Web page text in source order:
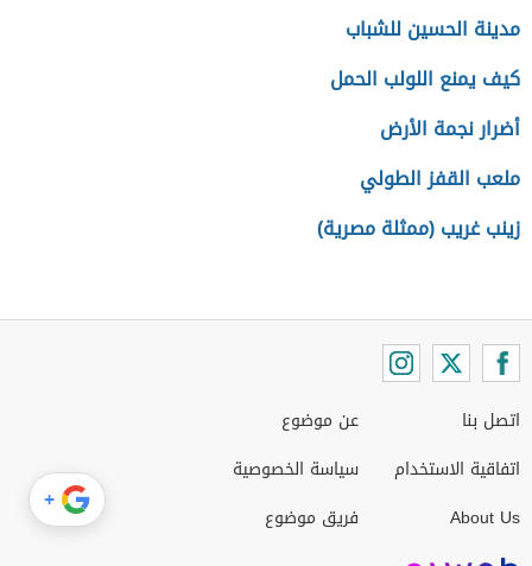
مدينة الحسين للشباب
كيف يمنع اللولب الحمل
أضرار نجمة الأرض
ملعب القفز الطولي
زينب غريب (ممثلة مصرية)
اتصل بنا
اتفاقية الاستخدام
About Us
عن موضوع
سياسة الخصوصية
فريق موضوع
+